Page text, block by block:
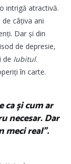
intrigă atractivă.
câțiva ani
Dar și din
de depresie,
de Iubitul.
în carte.
ca și cum ar
necesar. Dar
meci real”.